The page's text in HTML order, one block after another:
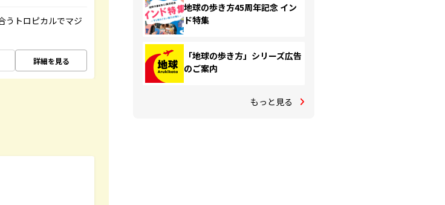
うトロピカルでマジ
詳細を見る
地球の歩き方45周年記念 イン
ド特集
「地球の歩き方」シリーズ広告
のご案内
もっと見る